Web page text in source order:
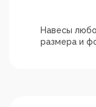
Навесы
размера и